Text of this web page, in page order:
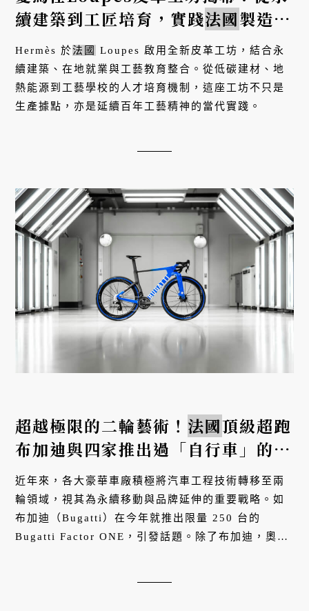
續建築到工匠培育，實踐法國製造的
當代工藝精神
Hermès 於法國
Loupes 啟用全新皮革工坊，結合永
續建築、在地就業與工藝教育整合。從低碳建材、地
熱能源到工藝學校的人才培育機制，這座工坊不只是
生產據點，亦是延續百年工藝精神的當代實踐。
超越極限的二輪藝術！ 法國頂級超跑
布加迪與四家推出過「自行車」的高
級車廠！
近年來，各大豪華車廠積極將汽車工程技術轉移至兩
輪領域，視其為永續移動與品牌延伸的重要戰略。如
布加迪（Bugatti）在今年就推出限量 250 台的
Bugatti Factor ONE，引發話題。除了布加迪，奧斯